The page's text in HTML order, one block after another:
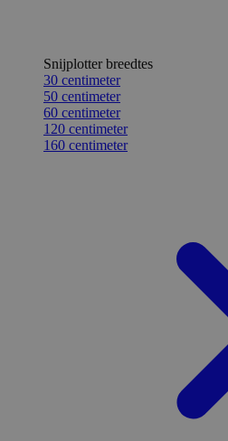
Snijplotter breedtes
30 centimeter
50 centimeter
60 centimeter
120 centimeter
160 centimeter